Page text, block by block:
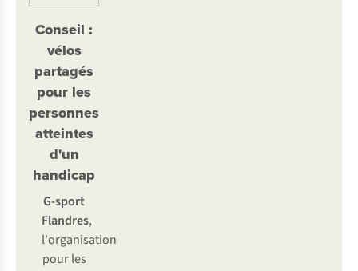
Conseil :
vélos
partagés
pour les
personnes
atteintes
d'un
handicap
G-sport
Flandres,
l'organisation
pour les